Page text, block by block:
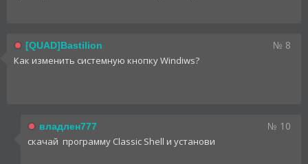
[QUAD]Bastilion № 8
Как изменить системную кнопку Windiws?
владлен777 № 10
скачай программу Classic Shell и установи